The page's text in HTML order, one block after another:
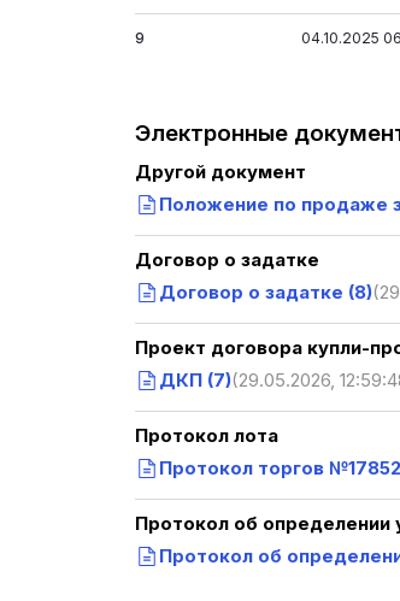
9 04.10.2025
Электронные
Другой документ
Положение по продаже
Договор о задатке
Договор о задатке (8)
Проект договора купли-
ДКП (7)(29.05.2026,
Протокол лота
Протокол торгов
Протокол об определении
Протокол об